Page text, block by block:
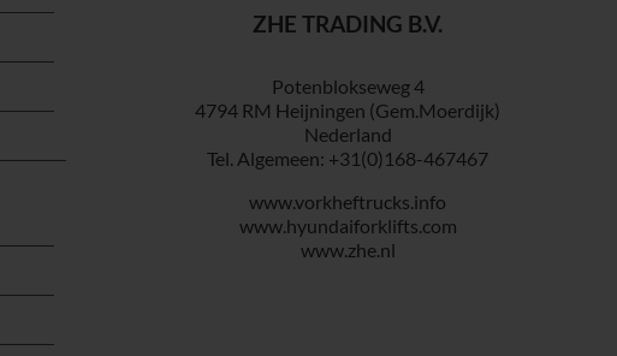
ZHE TRADING B.V.
Potenblokseweg 4
4794 RM Heijningen (Gem.Moerdijk)
Nederland
Tel. Algemeen: +31(0)168-467467
www.vorkheftrucks.info
www.hyundaiforklifts.com
www.zhe.nl